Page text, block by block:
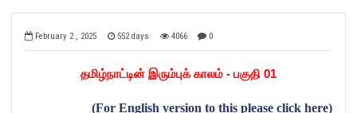
February 2 , 2025 552 days 4066 0
தமிழ்நாட்டின் இரும்புக் காலம் - பகுதி 01
(For English version to this please click here)